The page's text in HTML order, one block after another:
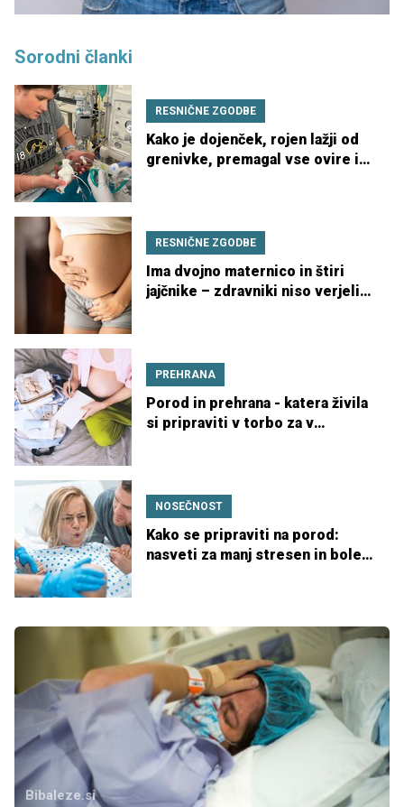
Sorodni članki
RESNIČNE ZGODBE
Kako je dojenček, rojen lažji od
grenivke, premagal vse ovire in
RESNIČNE ZGODBE
Ima dvojno maternico in štiri
jajčnike – zdravniki niso verjeli,
PREHRANA
Porod in prehrana - katera živila
si pripraviti v torbo za v
NOSEČNOST
Kako se pripraviti na porod:
nasveti za manj stresen in boleč
Bibaleze.si